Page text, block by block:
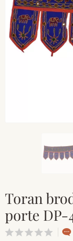
Toran
porte DP-